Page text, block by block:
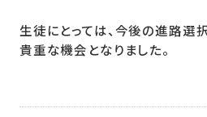
生徒にとっては、今後の進路選
貴重な機会となりました。